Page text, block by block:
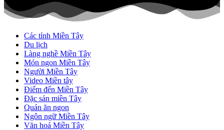
Các tỉnh Miền Tây
Du lịch
Làng nghề Miền Tây
Món ngon Miền Tây
Người Miền Tây
Video Miền tây
Điểm đến Miền Tây
Đặc sản miền Tây
Quán ăn ngon
Ngôn ngữ Miền Tây
Văn hoá Miền Tây